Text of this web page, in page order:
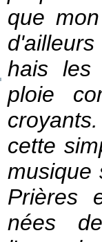
que
hais les
ploie
cette
musique
Prières
nées